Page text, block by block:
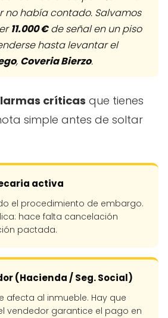
no había contado. Salvamos
11.000 €de señal en un piso
hasta levantar el
, Coveria Bierzo.
críticas que tienes
simple antes de soltar
activa
el procedimiento de embargo.
hace falta cancelación
pactada.
(Hacienda / Seg. Social)
afecta al inmueble. Hay que
vendedor garantice el pago en